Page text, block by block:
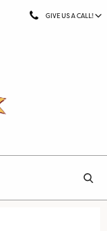
GIVE US A CALL!